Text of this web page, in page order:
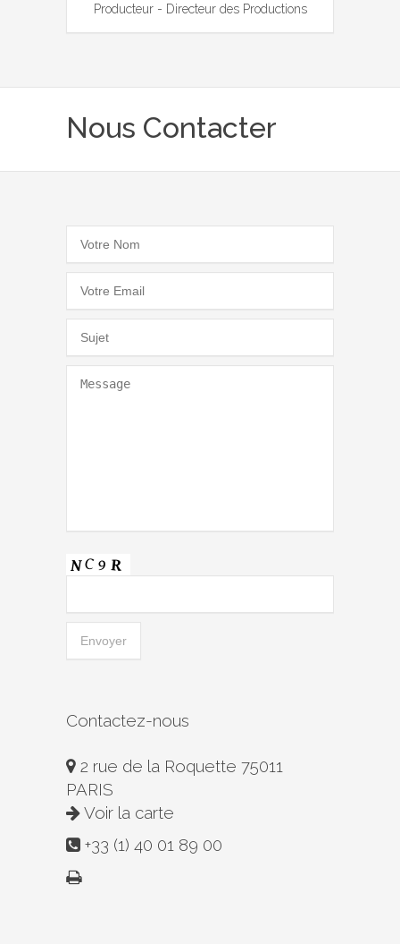
Producteur - Directeur des Productions
Nous Contacter
Contactez-nous
2 rue de la Roquette 75011
PARIS
Voir la carte
+33 (1) 40 01 89 00